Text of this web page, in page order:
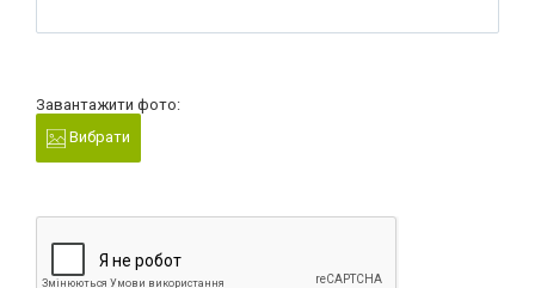
Завантажити фото:
Вибрати